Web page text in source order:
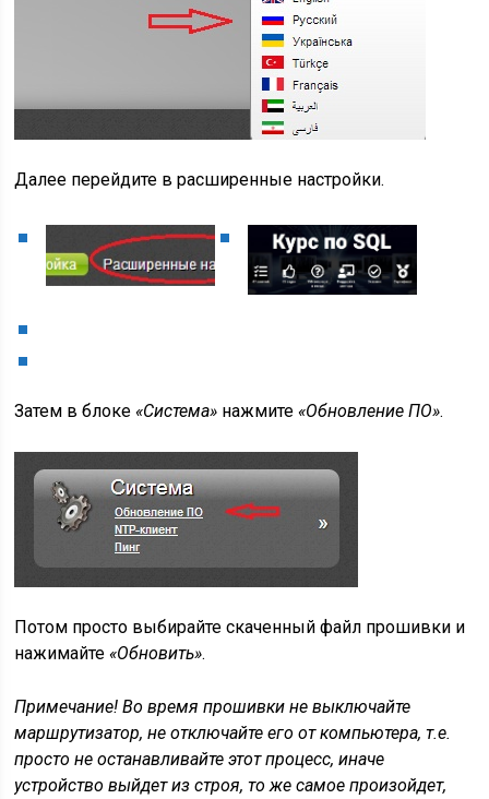
Далее перейдите в расширенные настройки.
Затем в блоке«Система» нажмите«Обновление ПО».
Потом просто выбирайте скаченный файл прошивки и
нажимайте«Обновить».
Примечание! Во время прошивки не выключайте
маршрутизатор, не отключайте его от компьютера, т.е.
просто не останавливайте этот процесс, иначе
устройство выйдет из строя, то же самое произойдет,